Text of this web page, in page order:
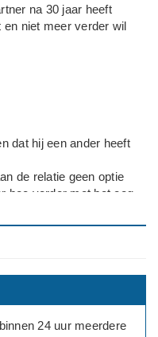
na 30 jaar heeft
en niet meer verder wil
dat hij een ander heeft
de relatie geen optie
hoe verder met het oog
en maak me nu vooral
24 uur meerdere